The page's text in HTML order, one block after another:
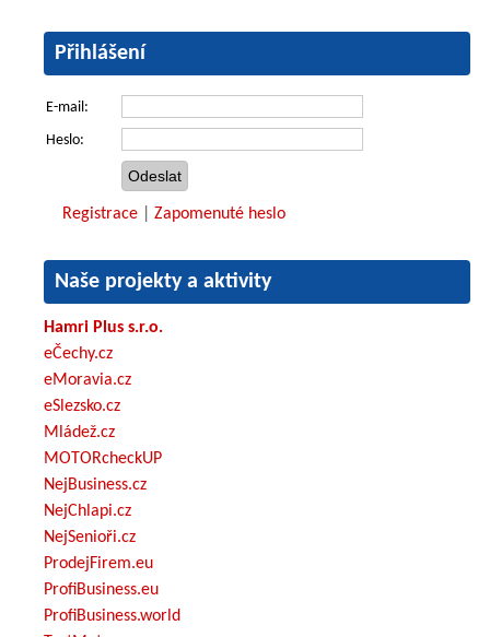
Přihlášení
E-mail:
Heslo:
Registrace Zapomenuté heslo
Naše projekty a aktivity
Hamri Plus s.r.o.
eČechy.cz
eMoravia.cz
eSlezsko.cz
Mládež.cz
MOTORcheckUP
NejBusiness.cz
NejChlapi.cz
NejSenioři.cz
ProdejFirem.eu
ProfiBusiness.eu
ProfiBusiness.world